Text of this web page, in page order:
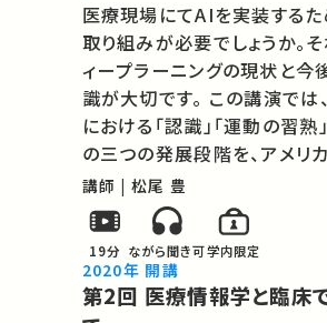
医療現場にてAIを実装するた
取り組みが必要でしょうか。
ィープラーニングの現状と今
識が大切です。 この講演では
における「認識」「運動の習熟
の三つの発展段階を、アメリ
ープラーニングの実装事例や
もに概観しながら、臨床医療
グの活用の可能性を模索して
講師 | 松尾 豊
19分 ながら聞き可学内限定
2020年 開講
第2回 医療情報学と臨床でのAI活用につい